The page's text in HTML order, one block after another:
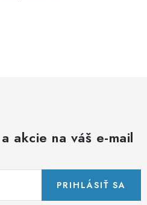
akcie na váš e-mail
PRIHLÁSIŤ SA